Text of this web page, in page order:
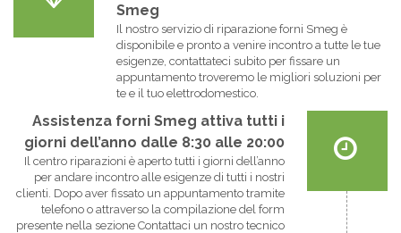
Smeg
Il nostro servizio di riparazione forni Smeg è
disponibile e pronto a venire incontro a tutte le tue
esigenze, contattateci subito per fissare un
appuntamento troveremo le migliori soluzioni per
te e il tuo elettrodomestico.
Assistenza forni Smeg attiva tutti i
giorni dell’anno dalle 8:30 alle 20:00
Il centro riparazioni è aperto tutti i giorni dell’anno
per andare incontro alle esigenze di tutti i nostri
clienti. Dopo aver fissato un appuntamento tramite
telefono o attraverso la compilazione del form
presente nella sezione Contattaci un nostro tecnico